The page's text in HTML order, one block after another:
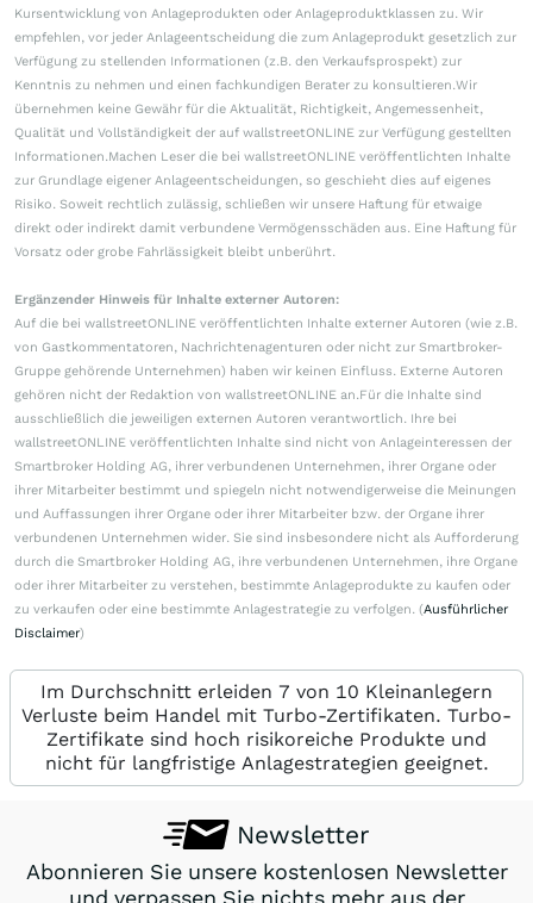
Kursentwicklung von Anlageprodukten oder Anlageproduktklassen zu. Wir
empfehlen, vor jeder Anlageentscheidung die zum Anlageprodukt gesetzlich zur
Verfügung zu stellenden Informationen (z.B. den Verkaufsprospekt) zur
Kenntnis zu nehmen und einen fachkundigen Berater zu konsultieren.Wir
übernehmen keine Gewähr für die Aktualität, Richtigkeit, Angemessenheit,
Qualität und Vollständigkeit der auf wallstreetONLINE zur Verfügung gestellten
Informationen.Machen Leser die bei wallstreetONLINE veröffentlichten Inhalte
zur Grundlage eigener Anlageentscheidungen, so geschieht dies auf eigenes
Risiko. Soweit rechtlich zulässig, schließen wir unsere Haftung für etwaige
direkt oder indirekt damit verbundene Vermögensschäden aus. Eine Haftung für
Vorsatz oder grobe Fahrlässigkeit bleibt unberührt.
Ergänzender Hinweis für Inhalte externer Autoren:
Auf die bei wallstreetONLINE veröffentlichten Inhalte externer Autoren (wie z.B.
von Gastkommentatoren, Nachrichtenagenturen oder nicht zur Smartbroker-
Gruppe gehörende Unternehmen) haben wir keinen Einfluss. Externe Autoren
gehören nicht der Redaktion von wallstreetONLINE an.Für die Inhalte sind
ausschließlich die jeweiligen externen Autoren verantwortlich. Ihre bei
wallstreetONLINE veröffentlichten Inhalte sind nicht von Anlageinteressen der
Smartbroker Holding AG, ihrer verbundenen Unternehmen, ihrer Organe oder
ihrer Mitarbeiter bestimmt und spiegeln nicht notwendigerweise die Meinungen
und Auffassungen ihrer Organe oder ihrer Mitarbeiter bzw. der Organe ihrer
verbundenen Unternehmen wider. Sie sind insbesondere nicht als Aufforderung
durch die Smartbroker Holding AG, ihre verbundenen Unternehmen, ihre Organe
oder ihrer Mitarbeiter zu verstehen, bestimmte Anlageprodukte zu kaufen oder
zu verkaufen oder eine bestimmte Anlagestrategie zu verfolgen. (Ausführlicher
Disclaimer)
Im Durchschnitt erleiden 7 von 10 Kleinanlegern
Verluste beim Handel mit Turbo-Zertifikaten. Turbo-
Zertifikate sind hoch risikoreiche Produkte und
nicht für langfristige Anlagestrategien geeignet.
Newsletter
Abonnieren Sie unsere kostenlosen Newsletter
und verpassen Sie nichts mehr aus der